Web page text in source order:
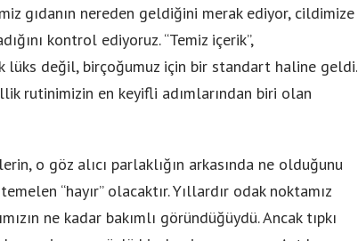
gıdanın nereden geldiğini merak ediyor, cildimize
kontrol ediyoruz. “Temiz içerik”,
lüks değil, birçoğumuz için bir standart haline geldi.
rutinimizin en keyifli adımlarından biri olan
o göz alıcı parlaklığın arkasında ne olduğunu
“hayır” olacaktır. Yıllardır odak noktamız
ne kadar bakımlı göründüğüydü. Ancak tıpkı